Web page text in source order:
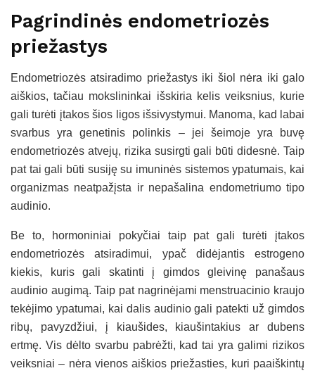
Pagrindinės endometriozės
priežastys
Endometriozės atsiradimo priežastys iki šiol nėra iki galo
aiškios, tačiau mokslininkai išskiria kelis veiksnius, kurie
gali turėti įtakos šios ligos išsivystymui. Manoma, kad labai
svarbus yra genetinis polinkis – jei šeimoje yra buvę
endometriozės atvejų, rizika susirgti gali būti didesnė. Taip
pat tai gali būti susiję su imuninės sistemos ypatumais, kai
organizmas neatpažįsta ir nepašalina endometriumo tipo
audinio.
Be to, hormoniniai pokyčiai taip pat gali turėti įtakos
endometriozės atsiradimui, ypač didėjantis estrogeno
kiekis, kuris gali skatinti į gimdos gleivinę panašaus
audinio augimą. Taip pat nagrinėjami menstruacinio kraujo
tekėjimo ypatumai, kai dalis audinio gali patekti už gimdos
ribų, pavyzdžiui, į kiaušides, kiaušintakius ar dubens
ertmę. Vis dėlto svarbu pabrėžti, kad tai yra galimi rizikos
veiksniai – nėra vienos aiškios priežasties, kuri paaiškintų